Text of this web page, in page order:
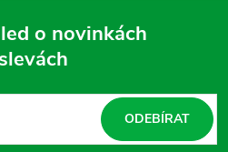
o novinkách
ODEBÍRAT